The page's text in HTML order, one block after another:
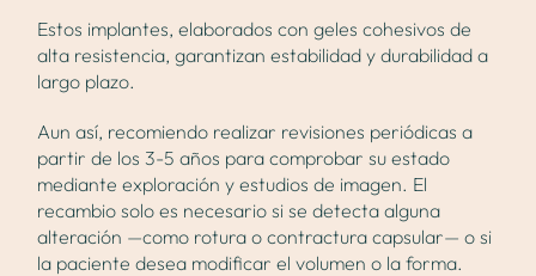
Estos implantes, elaborados con geles cohesivos de
alta resistencia, garantizan estabilidad y durabilidad a
largo plazo.
Aun así, recomiendo realizar revisiones periódicas a
partir de los 3-5 años para comprobar su estado
mediante exploración y estudios de imagen. El
recambio solo es necesario si se detecta alguna
alteración —como rotura o contractura capsular— o si
la paciente desea modificar el volumen o la forma.